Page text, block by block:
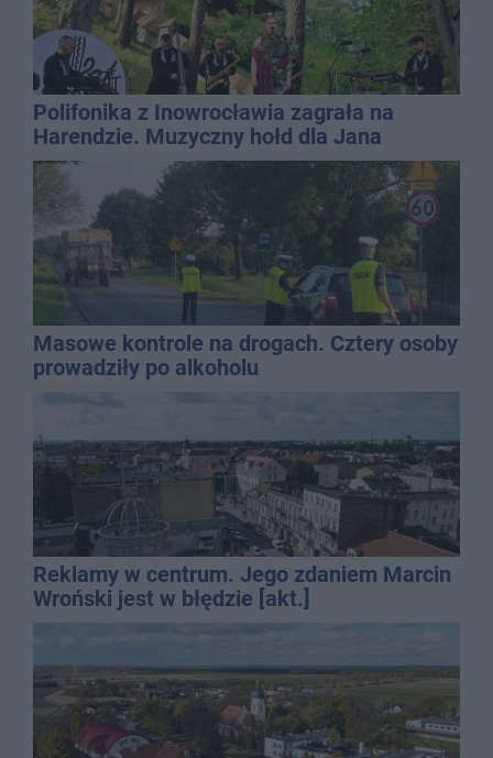
Polifonika z Inowrocławia zagrała na
Harendzie. Muzyczny hołd dla Jana
Kasprowicza
Masowe kontrole na drogach. Cztery osoby
prowadziły po alkoholu
Reklamy w centrum. Jego zdaniem Marcin
Wroński jest w błędzie [akt.]